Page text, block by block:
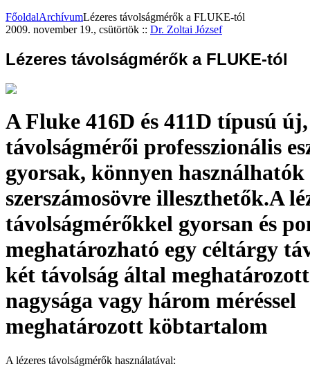
FőoldalArchívumLézeres távolságmérők a FLUKE-tól
2009. november 19., csütörtök :: Dr. Zoltai József
Lézeres távolságmérők a FLUKE-tól
A Fluke 416D és 411D típusú új,
távolságmérői professzionális
gyorsak, könnyen használhatók
szerszámosövre illeszthetők.A
távolságmérőkkel gyorsan és
meghatározható egy céltárgy
két távolság által
nagysága vagy három méréssel
meghatározott köbtartalom
A lézeres távolságmérők használatával: